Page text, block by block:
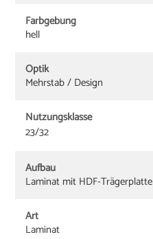
Farbgebung
hell
Optik
Mehrstab / Design
Nutzungsklasse
23/32
Aufbau
Laminat mit HDF-Trägerplatte
Art
Laminat